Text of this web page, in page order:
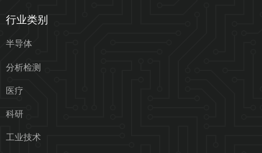
行业类别
半导体
分析检测
医疗
科研
工业技术